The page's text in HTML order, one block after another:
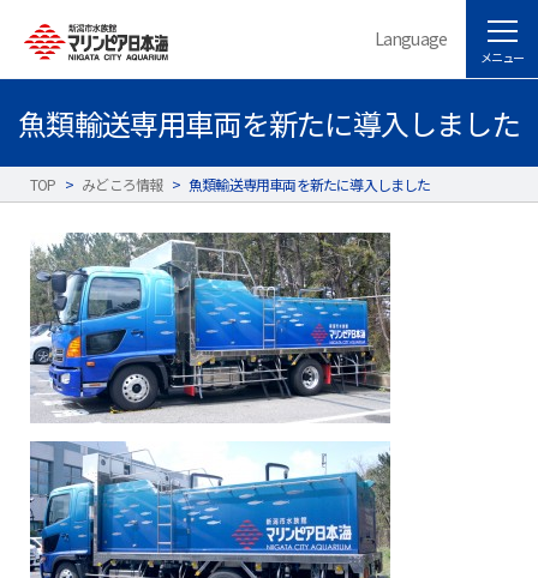
Language
メニュー
魚類輸送専用車両を新たに導入しました
TOP > みどころ情報 > 魚類輸送専用車両を新たに導入しました